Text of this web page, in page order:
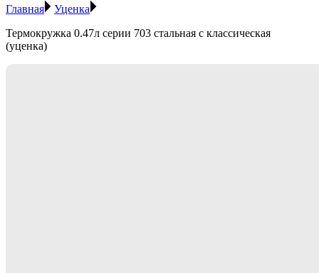
Главная
Уценка
Термокружка 0.47л серии 703 стальная с классическая
(уценка)